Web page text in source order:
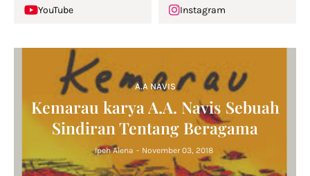
YouTube Instagram
A.A NAVIS
Kemarau karya A.A. Navis Sebuah
Sindiran Tentang Beragama
Ipeh Alena - November 03, 2018